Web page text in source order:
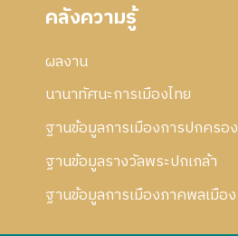
คลังความรู้
ผลงาน
นานาทัศนะการเมืองไทย
ฐานข้อมูลการเมืองการปกครอง
ฐานข้อมูลรางวัลพระปกเกล้า
ฐานข้อมูลการเมืองภาคพลเมือง